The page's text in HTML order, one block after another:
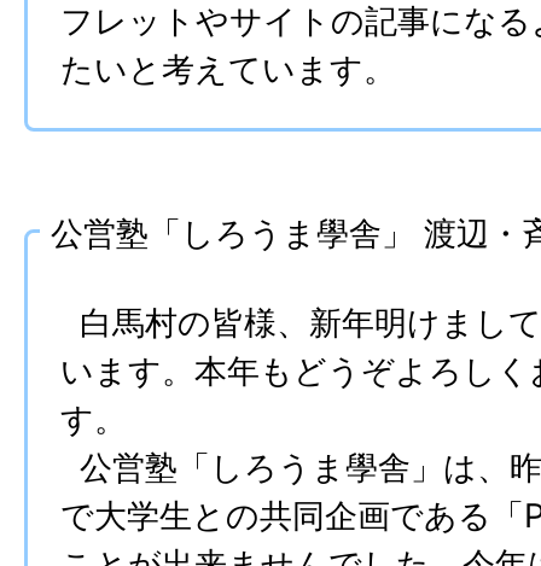
フレットやサイトの記事にな
たいと考えています。
公営塾「しろうま學舎」 渡辺・
白馬村の皆様、新年明けまし
います。本年もどうぞよろし
す。
公営塾「しろうま學舎」は、
で大学生との共同企画である「